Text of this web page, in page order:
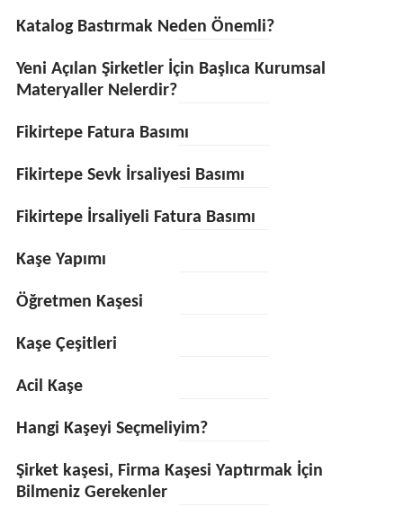
Katalog Bastırmak Neden Önemli?
Yeni Açılan Şirketler İçin Başlıca Kurumsal
Materyaller Nelerdir?
Fikirtepe Fatura Basımı
Fikirtepe Sevk İrsaliyesi Basımı
Fikirtepe İrsaliyeli Fatura Basımı
Kaşe Yapımı
Öğretmen Kaşesi
Kaşe Çeşitleri
Acil Kaşe
Hangi Kaşeyi Seçmeliyim?
Şirket kaşesi, Firma Kaşesi Yaptırmak İçin
Bilmeniz Gerekenler